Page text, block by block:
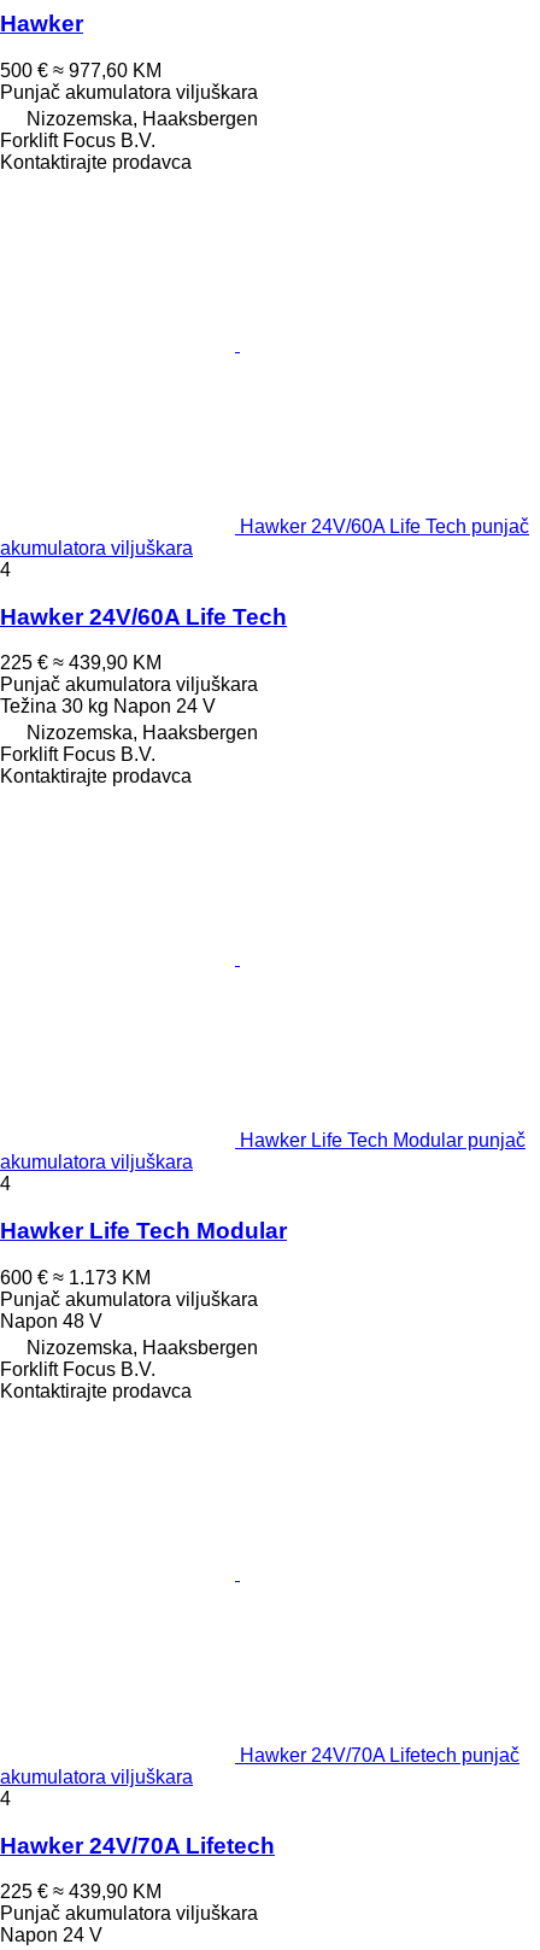
Hawker
500 € ≈ 977,60 KM
Punjač akumulatora viljuškara
Nizozemska, Haaksbergen
Forklift Focus B.V.
Kontaktirajte prodavca
Hawker 24V/60A Life Tech punjač
akumulatora viljuškara
4
Hawker 24V/60A Life Tech
225 € ≈ 439,90 KM
Punjač akumulatora viljuškara
Težina 30 kg Napon 24 V
Nizozemska, Haaksbergen
Forklift Focus B.V.
Kontaktirajte prodavca
Hawker Life Tech Modular punjač
akumulatora viljuškara
4
Hawker Life Tech Modular
600 € ≈ 1.173 KM
Punjač akumulatora viljuškara
Napon 48 V
Nizozemska, Haaksbergen
Forklift Focus B.V.
Kontaktirajte prodavca
Hawker 24V/70A Lifetech punjač
akumulatora viljuškara
4
Hawker 24V/70A Lifetech
225 € ≈ 439,90 KM
Punjač akumulatora viljuškara
Napon 24 V